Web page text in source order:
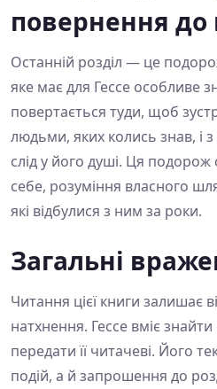
повернення до
Останній розділ — це
яке має для Гессе особливе
повертається туди, щоб
людьми, яких колись знав, і
слід у його душі. Ця
себе, розуміння власного
які відбулися з ним за роки.
Загальні
Читання цієї книги залишає
натхнення. Гессе вміє
передати її читачеві. Його
подій, а й запрошення до